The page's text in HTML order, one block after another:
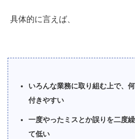
具体的に言えば、
いろんな業務に取り組む上で、
付きやすい
一度やったミスとか誤りを二度
て低い